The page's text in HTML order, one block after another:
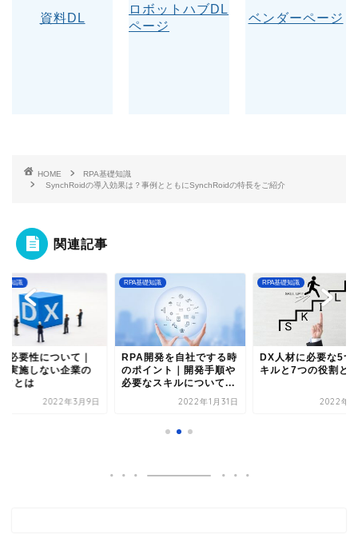
資料DL
ロボットハブDL
ページ
ベンダーページ
HOME
RPA基礎知識
SynchRoidの導入効果は？事例とともにSynchRoidの特長をご紹介
関連記事
礎知識
必要性について｜
実施しない企業の
クとは
2022年3月9日
RPA基礎知識
RPA開発を自社でする時
のポイント｜開発手順や
必要なスキルについて...
2022年1月31日
RPA基礎知識
DX人材に必要な5つ
キルと7つの役割と
2022年3